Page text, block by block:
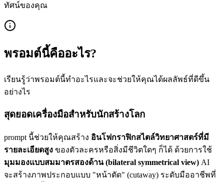
ทัศน์ของคุณ
พรอมต์นี้คืออะไร?
เรียนรู้ว่าพรอมต์นี้ทำอะไรและจะช่วยให้คุณได้ผลลัพธ์ที่ดีขึ้น
อย่างไร
สุดยอดเครื่องมือสำหรับนักสร้างโลก
prompt นี้ช่วยให้คุณสร้าง อินโฟกราฟิกสไตล์วิทยาศาสตร์ที่มี
รายละเอียดสูง ของตัวละครหรือสิ่งมีชีวิตใดๆ ก็ได้ ด้วยการใช้
มุมมองแบบสมมาตรสองด้าน (bilateral symmetrical view) AI
จะสร้างภาพประกอบแบบ "หน้าตัด" (cutaway) ระดับมืออาชีพที่